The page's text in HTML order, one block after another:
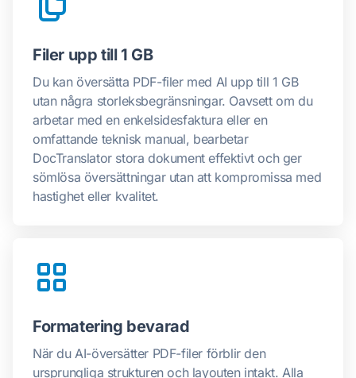
Filer upp till 1 GB
Du kan översätta PDF-filer med AI upp till 1 GB
utan några storleksbegränsningar. Oavsett om du
arbetar med en enkelsidesfaktura eller en
omfattande teknisk manual, bearbetar
DocTranslator stora dokument effektivt och ger
sömlösa översättningar utan att kompromissa med
hastighet eller kvalitet.
Formatering bevarad
När du AI-översätter PDF-filer förblir den
ursprungliga strukturen och layouten intakt. Alla